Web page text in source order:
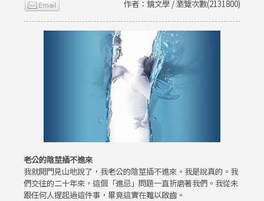
作者：鏡文學 / 瀏覽次數(2131800)
老公的陰莖插不進來
我就開門見山地說了，我老公的陰莖插不進來。我是說真的。我
們交往的二十年來，這個「進忌」問題一直折磨著我們。我從未
跟任何人提起過這件事，畢竟這實在難以啟齒。